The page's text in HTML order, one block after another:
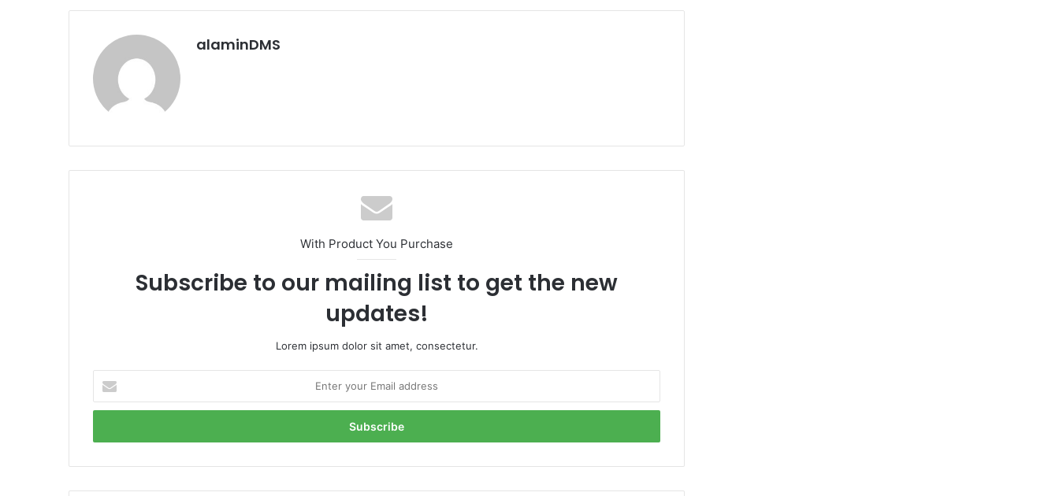
alaminDMS
With Product You Purchase
Subscribe to our mailing list to get the new
updates!
Lorem ipsum dolor sit amet, consectetur.
your
Email